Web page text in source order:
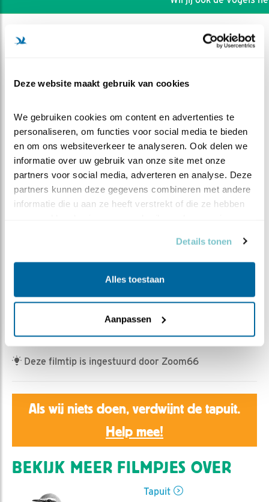
Deze website maakt gebruik van cookies
We gebruiken cookies om content en advertenties te
personaliseren, om functies voor social media te bieden
en om ons websiteverkeer te analyseren. Ook delen we
informatie over uw gebruik van onze site met onze
partners voor social media, adverteren en analyse. Deze
partners kunnen deze gegevens combineren met andere
informatie die u aan ze heeft verstrekt of die ze hebben
Details tonen
Alles toestaan
Aanpassen
DEEL DIT FILMPJE
Teveel van het goede
Bewaar dit filmpje|
M is wel heel enthousiast met voeren. Zo groot zijn de
kleintjes nog niet, ook al groeien ze zo ontzettend hard
Deze filmtip is ingestuurd door Zoom66
Als wij niets doen, verdwijnt de tapuit.
Help mee!
BEKIJK MEER FILMPJES OVER
Tapuit